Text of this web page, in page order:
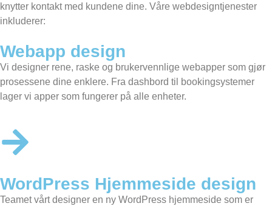
knytter kontakt med kundene dine. Våre webdesigntjenester
inkluderer:
Webapp design
Vi designer rene, raske og brukervennlige webapper som gjør
prosessene dine enklere. Fra dashbord til bookingsystemer
lager vi apper som fungerer på alle enheter.
WordPress Hjemmeside design
Teamet vårt designer en ny WordPress hjemmeside som er